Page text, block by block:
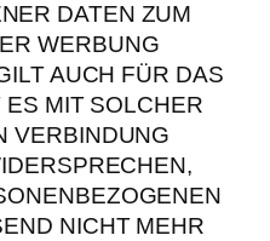
DATEN ZUM
WERBUNG
AUCH FÜR DAS
MIT SOLCHER
VERBINDUNG
NICHT MEHR